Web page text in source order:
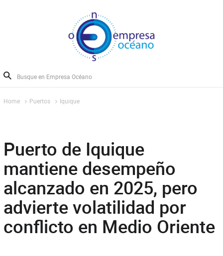
Home Puertos Iquique
Puerto de Iquique
mantiene desempeño
alcanzado en 2025, pero
advierte volatilidad por
conflicto en Medio Oriente